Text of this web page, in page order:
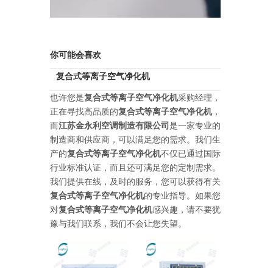
你可能会喜欢
复合式等离子空气净化机
也许您是复合式等离子空气净化机采购经理，
正在寻找高品质的复合式等离子空气净化机，
而江苏金永利空调制造有限公司 是一家专业的
制造商和供应商，可以满足您的需求。我们生
产的复合式等离子空气净化机不仅已通过国际
行业标准认证，而且还可满足您的定制需求。
我们提供在线，及时的服务，您可以获得有关
复合式等离子空气净化机的专业指导。如果您
对复合式等离子空气净化机感兴趣，请不要犹
豫与我们联系，我们不会让您失望。